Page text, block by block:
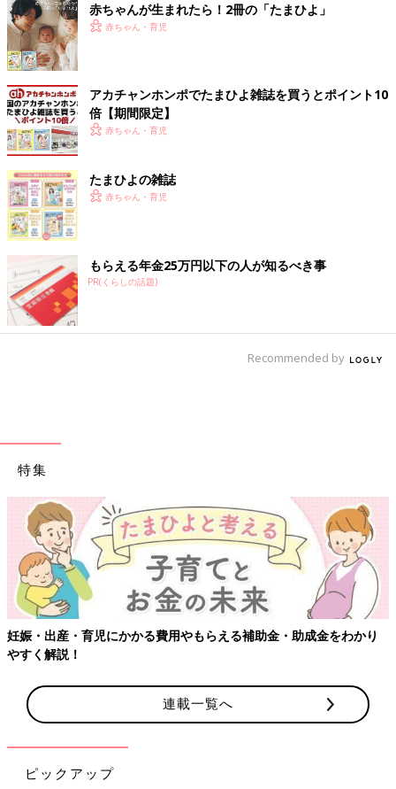
使い方は穴に棒の先を差し込むだけ！ 写真のようにカップの真
ん中にアイスの棒を差し込む穴があります。上から棒アイスの持
ち手の部分をセットするだけで完了！
きょうだいやお友達と一緒に使える2個セット
赤ちゃんが生まれたら！2冊の「たまひよ」
赤ちゃん・育児
アカチャンホンポでたまひよ雑誌を買うとポイント10
倍【期間限定】
赤ちゃん・育児
たまひよの雑誌
赤ちゃん・育児
もらえる年金25万円以下の人が知るべき事
PR(くらしの話題)
Recommended by
特集
妊娠・出産・育児にかかる費用やもらえる補助金・助成金をわかり
やすく解説！
連載一覧へ
ピックアップ